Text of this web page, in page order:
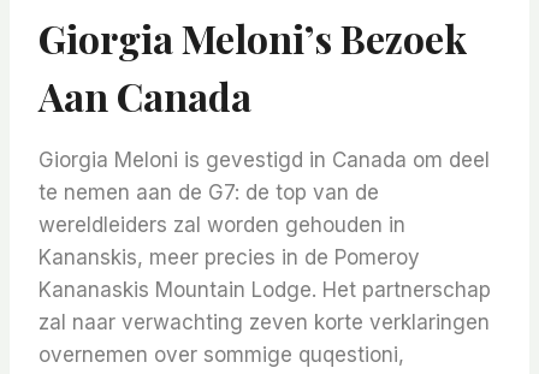
Giorgia Meloni’s Bezoek
Aan Canada
Giorgia Meloni is gevestigd in Canada om deel
te nemen aan de G7: de top van de
wereldleiders zal worden gehouden in
Kananskis, meer precies in de Pomeroy
Kananaskis Mountain Lodge. Het partnerschap
zal naar verwachting zeven korte verklaringen
overnemen over sommige quqestioni,